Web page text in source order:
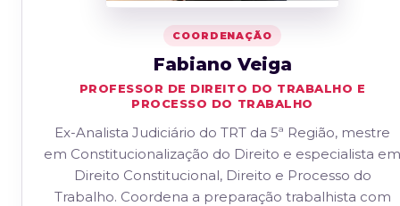
COORDENAÇÃO
Fabiano Veiga
PROFESSOR DE DIREITO DO TRABALHO E
PROCESSO DO TRABALHO
Ex-Analista Judiciário do TRT da 5ª Região, mestre
em Constitucionalização do Direito e especialista em
Direito Constitucional, Direito e Processo do
Trabalho. Coordena a preparação trabalhista com